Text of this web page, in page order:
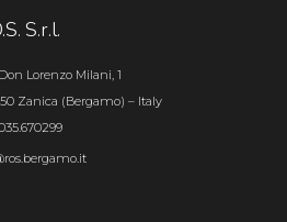
S.r.l.
Lorenzo Milani, 1
Zanica (Bergamo) – Italy